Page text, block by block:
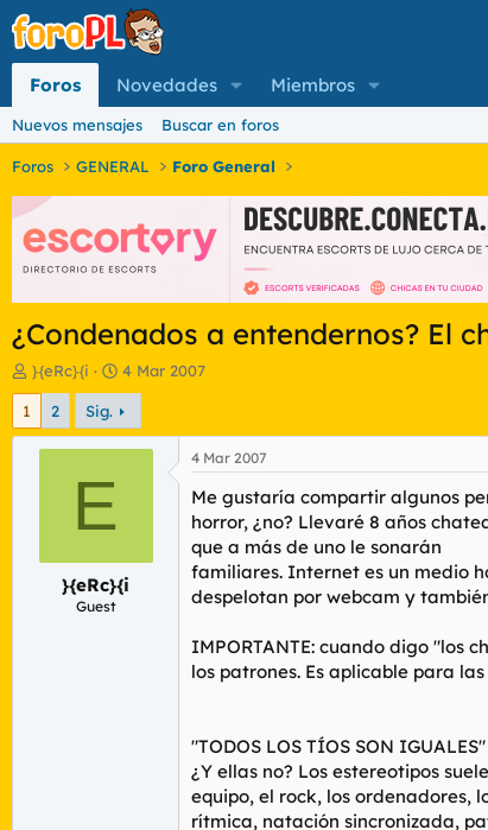
Foros Novedades Miembros
Nuevos mensajes Buscar en foros
Foros GENERAL Foro General
¿Condenados a entendernos? El
I
n
c
d
}{eRc}{i
F
e
c
h
a
i
c
4 Mar 2007
1 2 Sig.
E
}{eRc}{i
Guest
4 Mar 2007
Me gustaría compartir algunos
horror, ¿no? Llevaré 8 años
que a más de uno le sonarán
familiares. Internet es un medio
despelotan por webcam y
IMPORTANTE: cuando digo "los
los patrones. Es aplicable para
"TODOS LOS TÍOS SON IGUALES"
¿Y ellas no? Los estereotipos
equipo, el rock, los ordenadores,
rítmica, natación sincronizada,